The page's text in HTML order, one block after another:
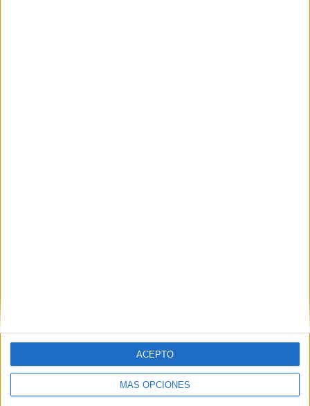
MÁS OPCIONES
ACEPTO